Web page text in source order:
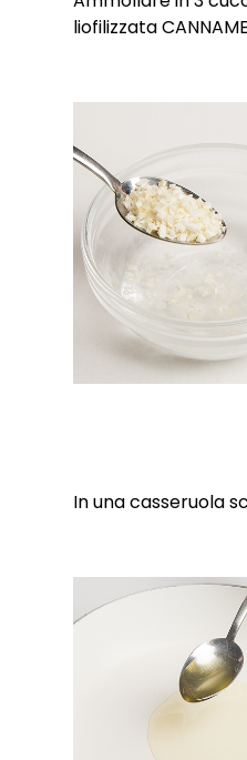
liofilizzata
In una casseruola